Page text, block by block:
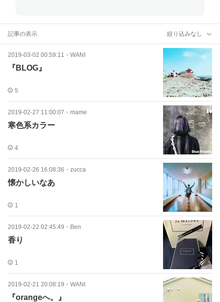
記事の表示 絞り込みなし
2019-03-02 00:59:11 ・ WANI
『BLOG』
5
2019-02-27 11:00:07 ・ mame
寒色系カラー
4
2019-02-26 16:08:36 ・ zucca
懐かしいなあ
1
2019-02-22 02:45:49 ・ Ben
香り
1
2019-02-21 20:08:19 ・ WANI
『orangeへ。』